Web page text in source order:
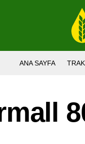
ANA SAYFA